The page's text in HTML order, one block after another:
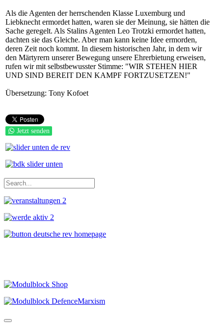
Als die Agenten der herrschenden Klasse Luxemburg und
Liebknecht ermordet hatten, waren sie der Meinung, sie hätten die
Sache geregelt. Als Stalins Agenten Leo Trotzki ermordet hatten,
dachten sie das Gleiche. Aber man kann keine Idee ermorden,
deren Zeit noch kommt. In diesem historischen Jahr, in dem wir
den Märtyrern unserer Bewegung unsere Ehrerbietung erweisen,
rufen wir mit selbstbewusster Stimme: "WIR STEHEN HIER
UND SIND BEREIT DEN KAMPF FORTZUSETZEN!"
Übersetzung: Tony Kofoet
Jetzt senden